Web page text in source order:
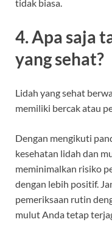
tidak biasa.
4. Apa saja
yang sehat?
Lidah yang sehat
memiliki bercak atau
Dengan mengikuti
kesehatan lidah dan
meminimalkan risiko
dengan lebih positif.
pemeriksaan rutin
mulut Anda tetap